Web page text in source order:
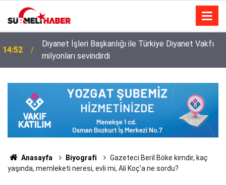
14:52
Diyanet İşleri Başkanlığı ile Türkiye Diyanet Vakfı
milyonları sevindirdi
Anasayfa Biyografi
Gazeteci Beril Böke kimdir, kaç
yaşında, memleketi neresi, evli mi, Ali Koç'a ne sordu?